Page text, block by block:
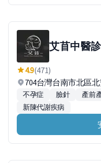
艾苜中醫
4.9(471)
704台灣台南市北區
不孕症 臉針 產前
新陳代謝疾病